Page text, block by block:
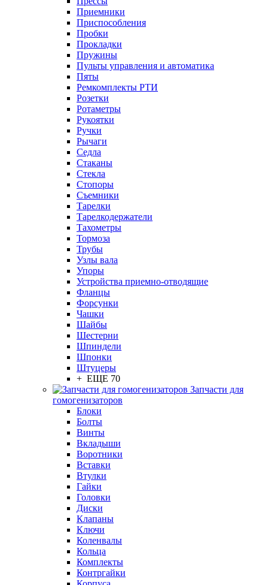
Приемники
Приспособления
Пробки
Прокладки
Пружины
Пульты управления и автоматика
Пяты
Ремкомплекты РТИ
Розетки
Ротаметры
Рукоятки
Ручки
Рычаги
Седла
Стаканы
Стекла
Стопоры
Съемники
Тарелки
Тарелкодержатели
Тахометры
Тормоза
Трубы
Узлы вала
Упоры
Устройства приемно-отводящие
Фланцы
Форсунки
Чашки
Шайбы
Шестерни
Шпиндели
Шпонки
Штуцеры
+ ЕЩЕ 70
Запчасти для
гомогенизаторов
Блоки
Болты
Винты
Вкладыши
Воротники
Вставки
Втулки
Гайки
Головки
Диски
Клапаны
Ключи
Коленвалы
Кольца
Комплекты
Контргайки